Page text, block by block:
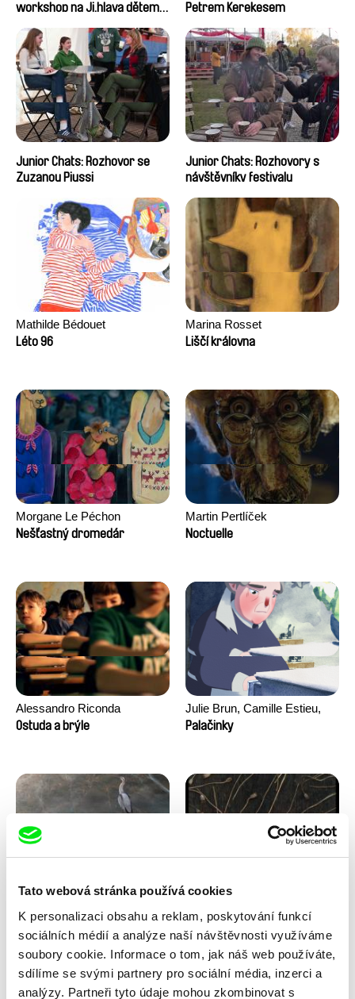
Tato webová stránka používá cookies
K personalizaci obsahu a reklam, poskytování funkcí
sociálních médií a analýze naší návštěvnosti využíváme
soubory cookie. Informace o tom, jak náš web používáte,
sdílíme se svými partnery pro sociální média, inzerci a
analýzy. Partneři tyto údaje mohou zkombinovat s
workshop na Ji.hlava dětem
Petrem Kerekesem
Junior Chats: Rozhovor se
Zuzanou Piussi
Junior Chats: Rozhovory s
návštěvníky festivalu
Mathilde Bédouet
Léto 96
Marina Rosset
Liščí královna
Morgane Le Péchon
Nešťastný dromedár
Martin Pertlíček
Noctuelle
Alessandro Riconda
Ostuda a brýle
Julie Brun, Camille Estieu,
Jiamin Peng
Palačinky
Berrahma, Flore Dupont,
Laurie Estampes, Quentin
Nory, Hugo Potin
Pod ledem
(Přibylová)
Pohádka z cukřenky